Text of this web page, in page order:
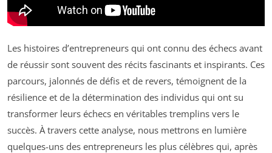
Les histoires d’entrepreneurs qui ont connu des échecs avant
de réussir sont souvent des récits fascinants et inspirants. Ces
parcours, jalonnés de défis et de revers, témoignent de la
résilience et de la détermination des individus qui ont su
transformer leurs échecs en véritables tremplins vers le
succès. À travers cette analyse, nous mettrons en lumière
quelques-uns des entrepreneurs les plus célèbres qui, après